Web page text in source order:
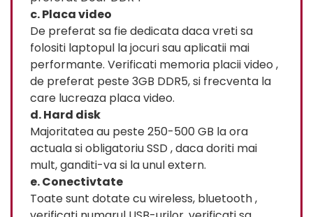
c. Placa video
De preferat sa fie dedicata daca vreti sa
folositi laptopul la jocuri sau aplicatii mai
performante. Verificati memoria placii video ,
de preferat peste 3GB DDR5, si frecventa la
care lucreaza placa video.
d. Hard disk
Majoritatea au peste 250-500 GB la ora
actuala si obligatoriu SSD , daca doriti mai
mult, ganditi-va si la unul extern.
e. Conectivtate
Toate sunt dotate cu wireless, bluetooth ,